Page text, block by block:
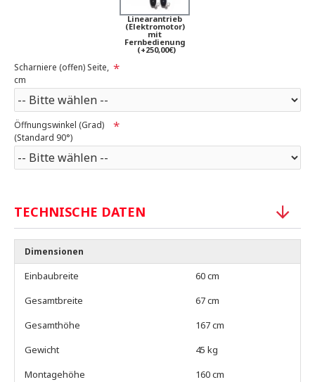
Linearantrieb
(Elektromotor)
mit
Fernbedienung
(+250,00€)
Scharniere (offen) Seite,
cm
Öffnungswinkel (Grad)
(Standard 90°)
TECHNISCHE DATEN
Dimensionen
Einbaubreite
60 cm
Gesamtbreite
67 cm
Gesamthöhe
167 cm
Gewicht
45 kg
Montagehöhe
160 cm